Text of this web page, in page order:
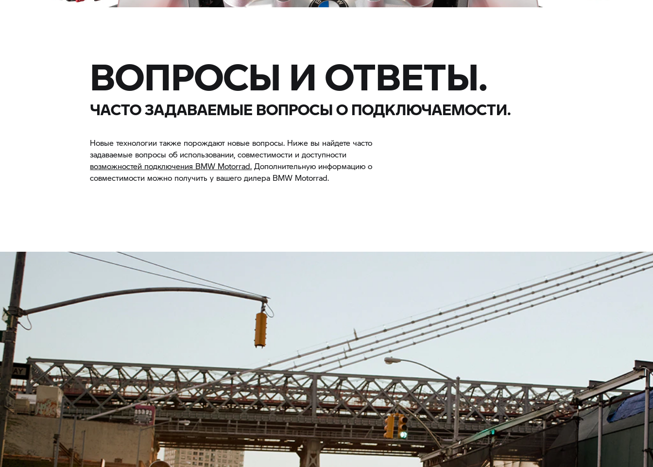
ВОПРОСЫ И ОТВЕТЫ.
ЧАСТО ЗАДАВАЕМЫЕ ВОПРОСЫ О ПОДКЛЮЧАЕМОСТИ.
Новые технологии также порождают новые вопросы. Ниже вы найдете часто
задаваемые вопросы об использовании, совместимости и доступности
возможностей подключения BMW Motorrad. Дополнительную информацию о
совместимости можно получить у вашего дилера BMW Motorrad.